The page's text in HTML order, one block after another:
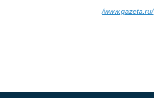
/www.gazeta.ru/